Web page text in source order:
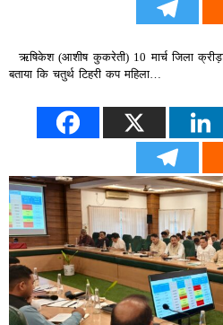
ऋषिकेश (आशीष कुकरेती) 10 मार्च जिला क्रीड़ा
बताया कि चतुर्थ टिहरी कप महिला…